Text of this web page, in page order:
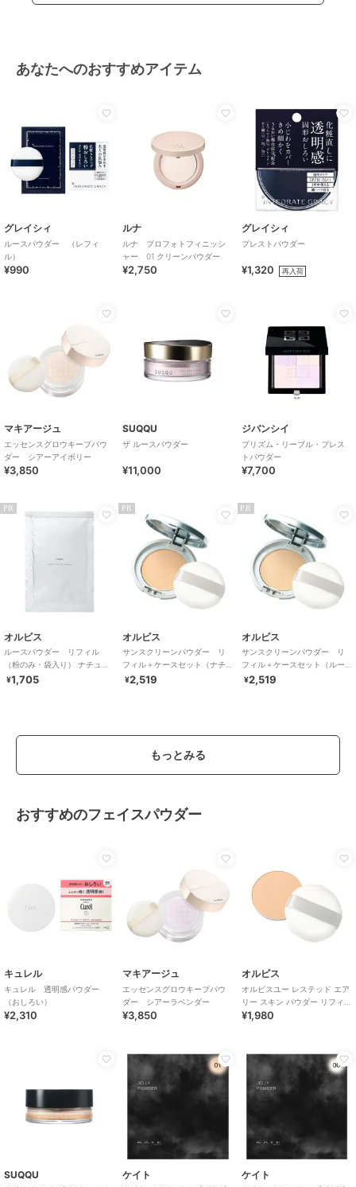
あなたへのおすすめアイテム
グレイシィ
ルースパウダー （レフィ
ル）
¥990
ルナ
ルナ プロフォトフィニッシ
ャー 01 クリーンパウダー
¥2,750
グレイシィ
プレストパウダー
¥1,320 再入荷
マキアージュ
エッセンスグロウキープパウ
ダー シアーアイボリー
¥3,850
SUQQU
ザ ルースパウダー
¥11,000
ジバンシイ
プリズム・リーブル・プレス
トパウダー
¥7,700
PR
オルビス
ルースパウダー リフィル
（粉のみ・袋入り） ナチュラ
ル 15g
¥1,705
PR
オルビス
サンスクリーンパウダー リ
フィル＋ケースセット（ナチ
ュラル）
¥2,519
PR
オルビス
サンスクリーンパウダー リ
フィル＋ケースセット（ルー
セント）
¥2,519
もっとみる
おすすめのフェイスパウダー
キュレル
キュレル 透明感パウダー
（おしろい）
¥2,310
マキアージュ
エッセンスグロウキープパウ
ダー シアーラベンダー
¥3,850
オルビス
オルビスユー レステッド エア
リー スキン パウダー リフィル
（パフ付） ルーセント
¥1,980
SUQQU ケイト ケイト